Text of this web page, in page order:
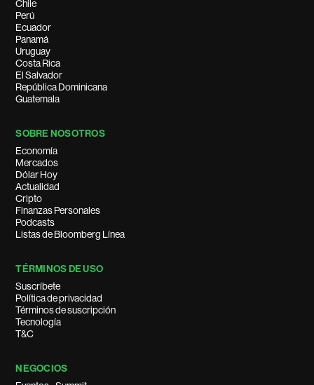
Chile
Perú
Ecuador
Panamá
Uruguay
Costa Rica
El Salvador
República Dominicana
Guatemala
SOBRE NOSOTROS
Economía
Mercados
Dólar Hoy
Actualidad
Cripto
Finanzas Personales
Podcasts
Listas de Bloomberg Línea
TÉRMINOS DE USO
Suscríbete
Política de privacidad
Términos de suscripción
Tecnología
T&C
NEGOCIOS